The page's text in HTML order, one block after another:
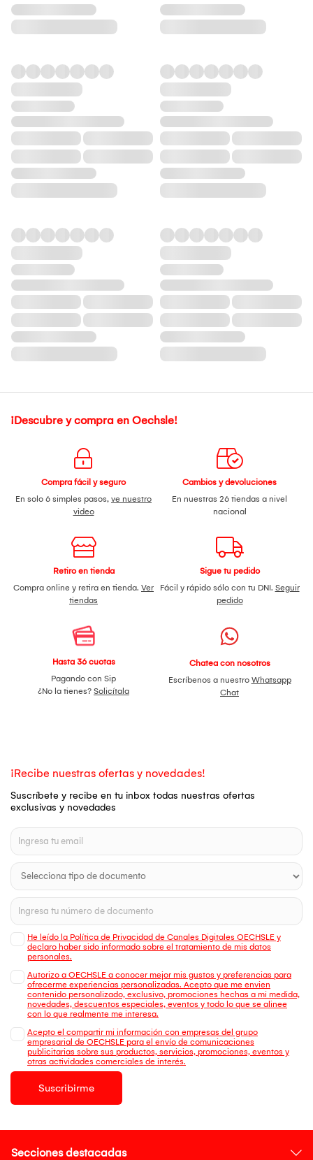
¡Descubre y compra en Oechsle!
Compra fácil y seguro
En solo 6 simples pasos, ve nuestro
video
Cambios y devoluciones
En nuestras 26 tiendas a nivel
nacional
Retiro en tienda
Compra online y retira en tienda. Ver
tiendas
Sigue tu pedido
Fácil y rápido sólo con tu DNI. Seguir
pedido
Hasta 36 cuotas
Pagando con Sip
¿No la tienes? Solicítala
Chatea con nosotros
Escríbenos a nuestro Whatsapp
Chat
¡Recibe nuestras ofertas y novedades!
Suscríbete y recibe en tu inbox todas nuestras ofertas
exclusivas y novedades
He leído la Política de Privacidad de Canales Digitales OECHSLE y
declaro haber sido informado sobre el tratamiento de mis datos
personales.
Autorizo a OECHSLE a conocer mejor mis gustos y preferencias para
ofrecerme experiencias personalizadas. Acepto que me envien
contenido personalizado, exclusivo, promociones hechas a mi medida,
novedades, descuentos especiales, eventos y todo lo que se alinee
con lo que realmente me interesa.
Acepto el compartir mi información con empresas del grupo
empresarial de OECHSLE para el envío de comunicaciones
publicitarias sobre sus productos, servicios, promociones, eventos y
otras actividades comerciales de interés.
Suscribirme
Secciones destacadas